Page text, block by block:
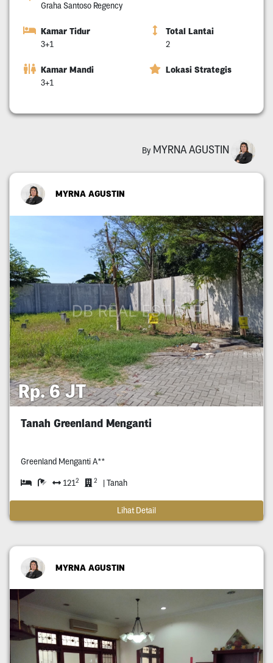
Graha Santoso Regency
Kamar Tidur
3+1
Total Lantai
2
Kamar Mandi
3+1
Lokasi Strategis
By MYRNA AGUSTIN
MYRNA AGUSTIN
Rp. 6 JT
Tanah Greenland Menganti
Greenland Menganti A**
1212 2 | Tanah
Lihat Detail
MYRNA AGUSTIN